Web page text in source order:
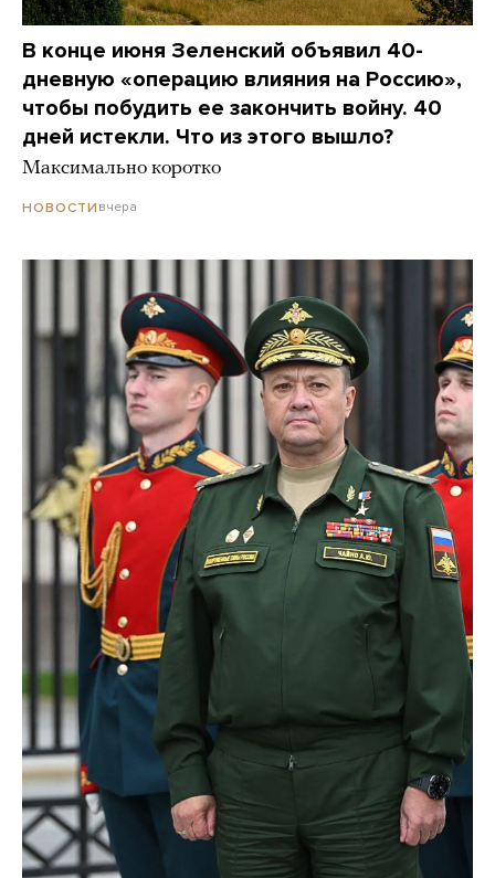
В конце июня Зеленский объявил 40-
дневную «операцию влияния на Россию»,
чтобы побудить ее закончить войну. 40
дней истекли. Что из этого вышло?
Максимально коротко
НОВОСТИ вчера